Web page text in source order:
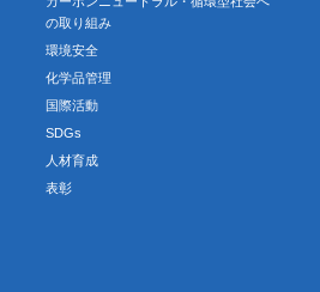
の取り組み
環境安全
化学品管理
国際活動
SDGs
人材育成
表彰